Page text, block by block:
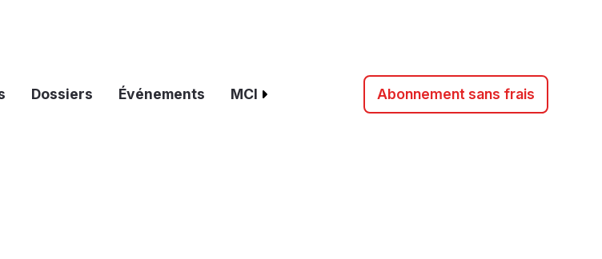
Dossiers Événements MCI Abonnement sans frais